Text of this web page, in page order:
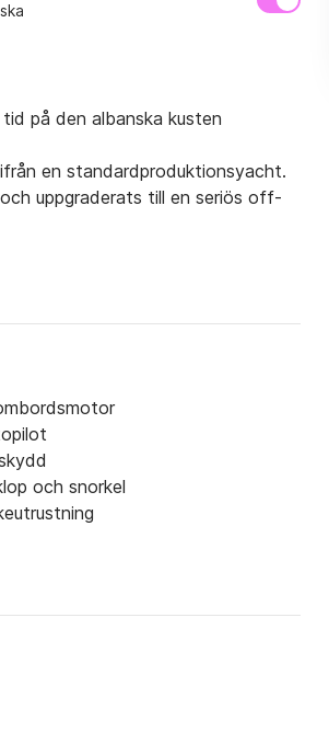
på den albanska kusten
en standardproduktionsyacht.
uppgraderats till en seriös off-
och snorkel